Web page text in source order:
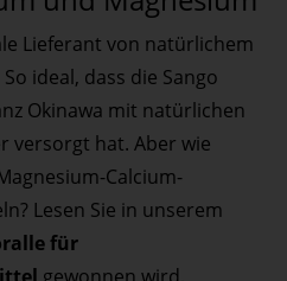
Lieferant von natürlichem
ideal, dass die Sango
Okinawa mit natürlichen
versorgt hat. Aber wie
Calcium-
Lesen Sie in unserem
für